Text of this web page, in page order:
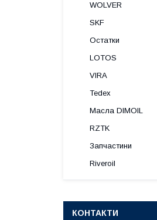
WOLVER
SKF
Остатки
LOTOS
VIRA
Tedex
Масла DIMOIL
RZTK
Запчастини
Riveroil
КОНТАКТИ